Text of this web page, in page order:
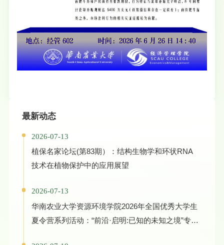
最新动态
2026-07-13
植保名家论坛(第83期）：结构生物学和环状RNA
技术在植物保护中的应用展望
2026-07-13
华南农业大学资源环境学院2026年全国优秀大学生
夏令营系列活动：“前沿·启明:已知的未知之境”专家